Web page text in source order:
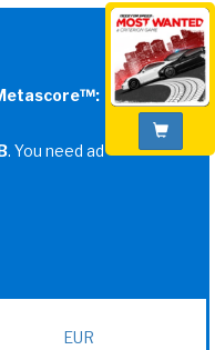
. You need ad
EUR